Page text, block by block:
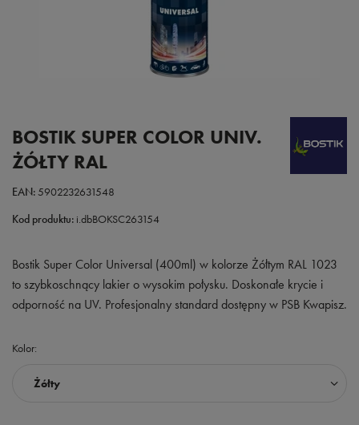
BOSTIK SUPER COLOR UNIV.
ŻÓŁTY RAL
EAN:5902232631548
Kod produktu: i.dbBOKSC263154
Bostik Super Color Universal (400ml) w kolorze Żółtym RAL 1023
to szybkoschnący lakier o wysokim połysku. Doskonałe krycie i
odporność na UV. Profesjonalny standard dostępny w PSB Kwapisz.
Kolor
Żółty